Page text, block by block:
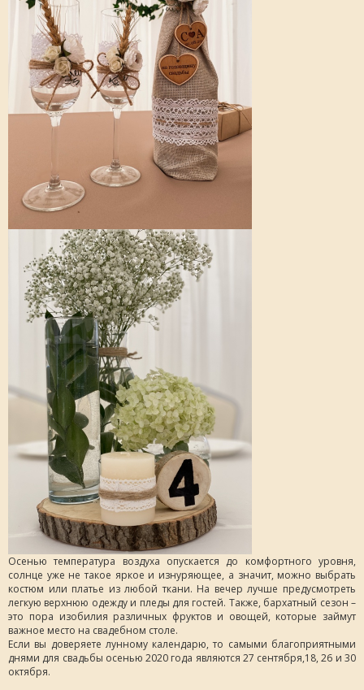
Осенью температура воздуха опускается до комфортного уровня,
солнце уже не такое яркое и изнуряющее, а значит, можно выбрать
костюм или платье из любой ткани. На вечер лучше предусмотреть
легкую верхнюю одежду и пледы для гостей. Также, бархатный сезон –
это пора изобилия различных фруктов и овощей, которые займут
важное место на свадебном столе.
Если вы доверяете лунному календарю, то самыми благоприятными
днями для свадьбы осенью 2020 года являются 27 сентября,18, 26 и 30
октября.